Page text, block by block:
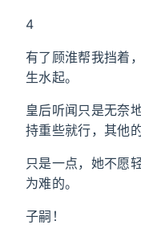
4
有了顾淮帮我挡着
生水起。
皇后听闻只是无奈
持重些就行，其他
只是一点，她不愿
为难的。
子嗣！